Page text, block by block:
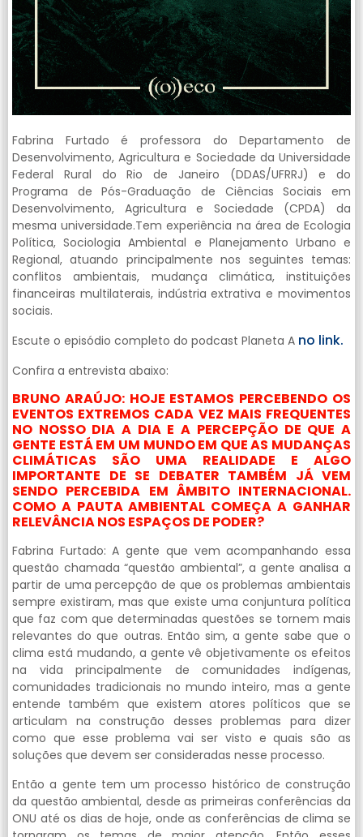
Fabrina Furtado é professora do Departamento de
Desenvolvimento, Agricultura e Sociedade da Universidade
Federal Rural do Rio de Janeiro (DDAS/UFRRJ) e do
Programa de Pós-Graduação de Ciências Sociais em
Desenvolvimento, Agricultura e Sociedade (CPDA) da
mesma universidade.Tem experiência na área de Ecologia
Política, Sociologia Ambiental e Planejamento Urbano e
Regional, atuando principalmente nos seguintes temas:
conflitos ambientais, mudança climática, instituições
financeiras multilaterais, indústria extrativa e movimentos
sociais.
Escute o episódio completo do podcast Planeta A no link.
Confira a entrevista abaixo:
BRUNO ARAÚJO: HOJE ESTAMOS PERCEBENDO OS
EVENTOS EXTREMOS CADA VEZ MAIS FREQUENTES
NO NOSSO DIA A DIA E A PERCEPÇÃO DE QUE A
GENTE ESTÁ EM UM MUNDO EM QUE AS MUDANÇAS
CLIMÁTICAS SÃO UMA REALIDADE E ALGO
IMPORTANTE DE SE DEBATER TAMBÉM JÁ VEM
SENDO PERCEBIDA EM ÂMBITO INTERNACIONAL.
COMO A PAUTA AMBIENTAL COMEÇA A GANHAR
RELEVÂNCIA NOS ESPAÇOS DE PODER?
Fabrina Furtado: A gente que vem acompanhando essa
questão chamada “questão ambiental”, a gente analisa a
partir de uma percepção de que os problemas ambientais
sempre existiram, mas que existe uma conjuntura política
que faz com que determinadas questões se tornem mais
relevantes do que outras. Então sim, a gente sabe que o
clima está mudando, a gente vê objetivamente os efeitos
na vida principalmente de comunidades indígenas,
comunidades tradicionais no mundo inteiro, mas a gente
entende também que existem atores políticos que se
articulam na construção desses problemas para dizer
como que esse problema vai ser visto e quais são as
soluções que devem ser consideradas nesse processo.
Então a gente tem um processo histórico de construção
da questão ambiental, desde as primeiras conferências da
ONU até os dias de hoje, onde as conferências de clima se